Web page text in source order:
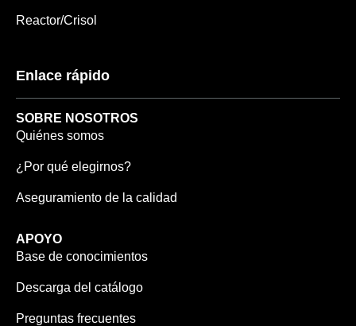
Reactor/Crisol
Enlace rápido
SOBRE NOSOTROS
Quiénes somos
¿Por qué elegirnos?
Aseguramiento de la calidad
APOYO
Base de conocimientos
Descarga del catálogo
Preguntas frecuentes